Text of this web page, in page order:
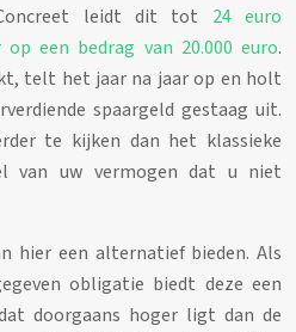
leidt dit tot 24 euro
een bedrag van 20.000 euro.
telt het jaar na jaar op en holt
spaargeld gestaag uit.
te kijken dan het klassieke
van uw vermogen dat u niet
hier een alternatief bieden. Als
obligatie biedt deze een
doorgaans hoger ligt dan de